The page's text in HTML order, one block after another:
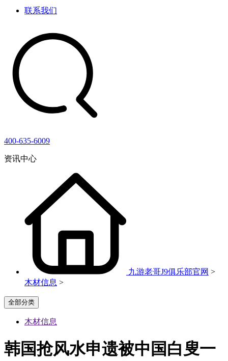
联系我们
400-635-6009
资讯中心
九游老哥J9俱乐部官网 >
木材信息 >
全部分类
木材信息
韩国抢风水申遗被中国白叟一